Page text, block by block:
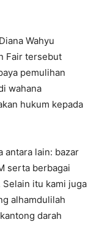
Wahyu
Fair tersebut
pemulihan
wahana
hukum kepada
antara lain: bazar
serta berbagai
itu kami juga
alhamdulilah
darah